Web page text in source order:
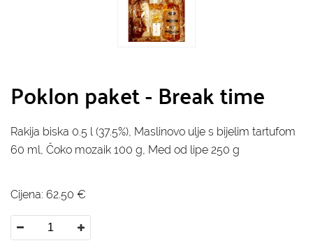
Poklon paket - Break time
Rakija biska 0.5 l (37.5%), Maslinovo ulje s bijelim tartufom
60 ml, Čoko mozaik 100 g, Med od lipe 250 g
Cijena: 62.50 €